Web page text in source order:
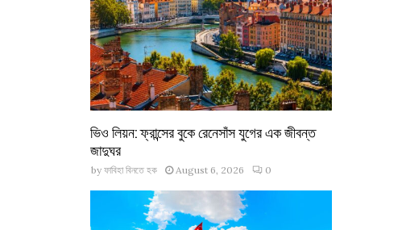
ভিও লিয়ন: ফ্রান্সের বুকে রেনেসাঁস যুগের এক জীবন্ত
জাদুঘর
by ফাবিহা বিনতে হক August 6, 2026 0